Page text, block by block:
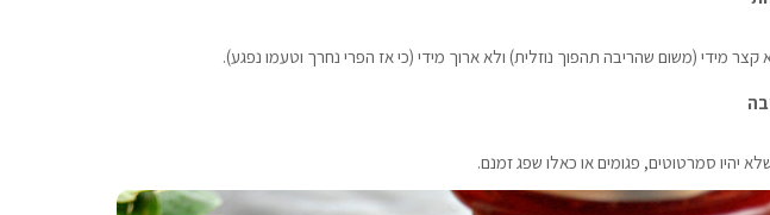
מידי (משום שהריבה תהפוך נוזלית) ולא ארוך מידי (כי אז הפרי נחרך וטעמו נפגע).
יהיו סמרטוטים, פגומים או כאלו שפג זמנם.